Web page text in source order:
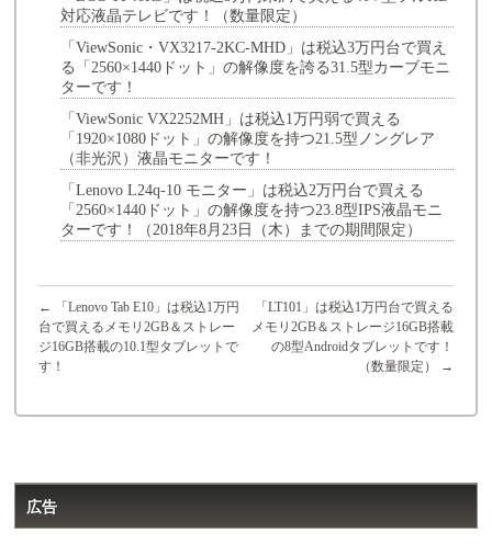
対応液晶テレビです！（数量限定）
「ViewSonic・VX3217-2KC-MHD」は税込3万円台で買え
る「2560×1440ドット」の解像度を誇る31.5型カーブモニ
ターです！
「ViewSonic VX2252MH」は税込1万円弱で買える
「1920×1080ドット」の解像度を持つ21.5型ノングレア
（非光沢）液晶モニターです！
「Lenovo L24q-10 モニター」は税込2万円台で買える
「2560×1440ドット」の解像度を持つ23.8型IPS液晶モニ
ターです！（2018年8月23日（木）までの期間限定）
←
「Lenovo Tab E10」は税込1万円
台で買えるメモリ2GB＆ストレー
ジ16GB搭載の10.1型タブレットで
す！
「LT101」は税込1万円台で買える
メモリ2GB＆ストレージ16GB搭載
の8型Androidタブレットです！
（数量限定）
→
広告